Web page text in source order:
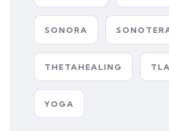
SONORA
THETAHEALING
YOGA